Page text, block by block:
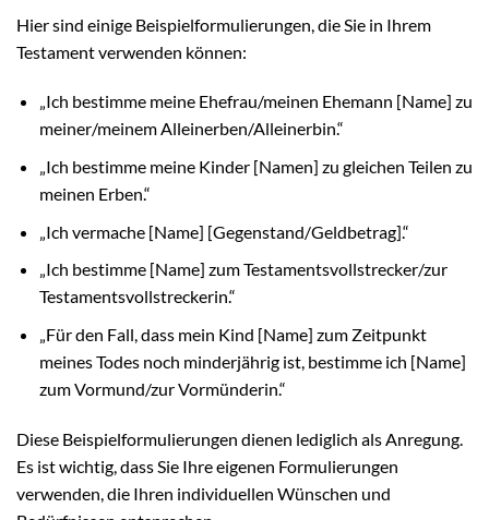
Hier sind einige Beispielformulierungen, die Sie in Ihrem
Testament verwenden können:
„Ich bestimme meine Ehefrau/meinen Ehemann [Name] zu
meiner/meinem Alleinerben/Alleinerbin.“
„Ich bestimme meine Kinder [Namen] zu gleichen Teilen zu
meinen Erben.“
„Ich vermache [Name] [Gegenstand/Geldbetrag].“
„Ich bestimme [Name] zum Testamentsvollstrecker/zur
Testamentsvollstreckerin.“
„Für den Fall, dass mein Kind [Name] zum Zeitpunkt
meines Todes noch minderjährig ist, bestimme ich [Name]
zum Vormund/zur Vormünderin.“
Diese Beispielformulierungen dienen lediglich als Anregung.
Es ist wichtig, dass Sie Ihre eigenen Formulierungen
verwenden, die Ihren individuellen Wünschen und